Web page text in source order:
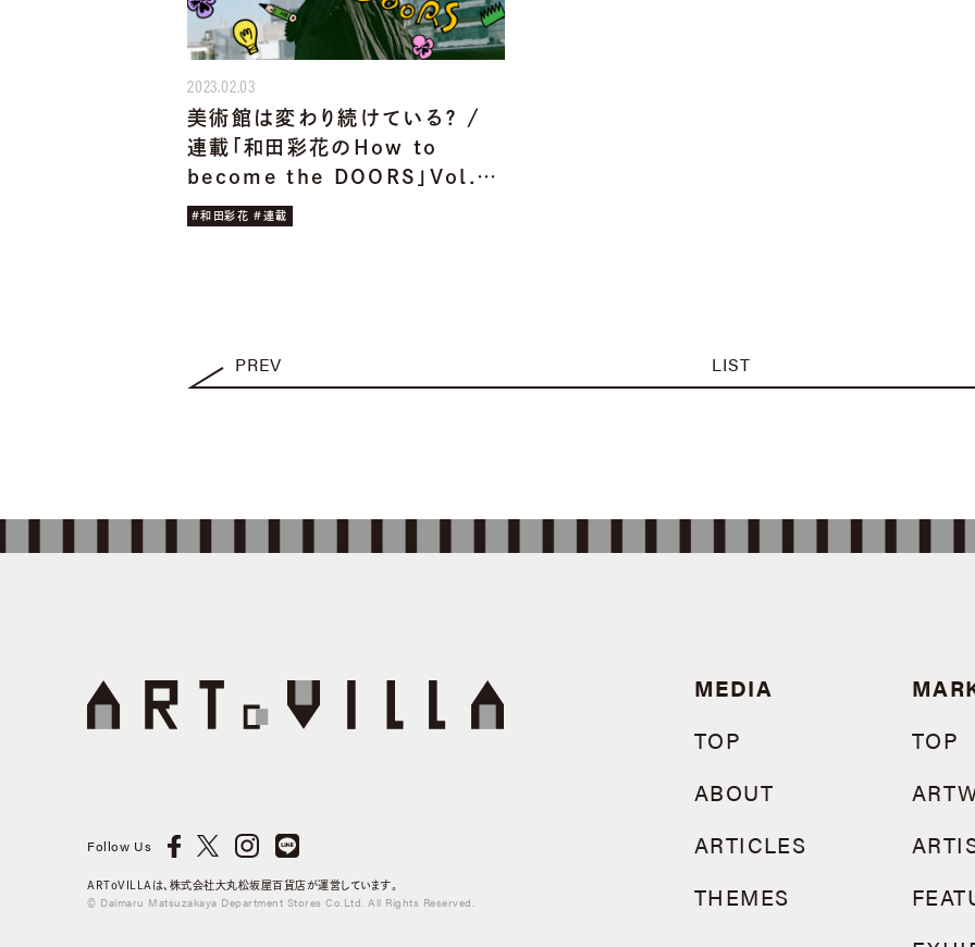
2023.02.03
美術館は変わり続けている？ /
連載「和田彩花のHow to
become the DOORS」Vol.…
#和田彩花 #連載
PREV LIST
MEDIA
TOP
ABOUT
ARTICLES
THEMES
TOP
Follow Us
ARToVILLAは、株式会社大丸松坂屋百貨店が運営しています。
© Daimaru Matsuzakaya Department Stores Co.Ltd. All Rights Reserved.